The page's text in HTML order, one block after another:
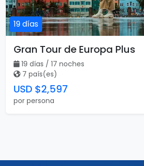
19 días
Gran Tour de Europa Plus
19 días / 17 noches
7 país(es)
USD $2,597
por persona